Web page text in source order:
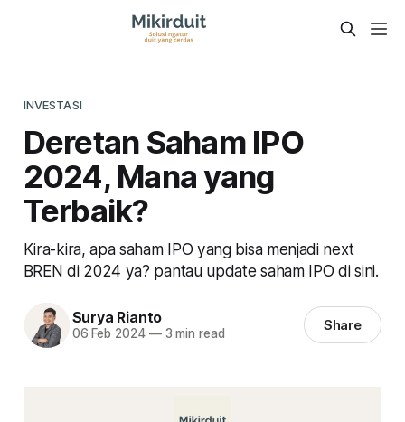
INVESTASI
Deretan Saham IPO
2024, Mana yang
Terbaik?
Kira-kira, apa saham IPO yang bisa menjadi next
BREN di 2024 ya? pantau update saham IPO di sini.
Surya Rianto
06 Feb 2024 —3 min read Share